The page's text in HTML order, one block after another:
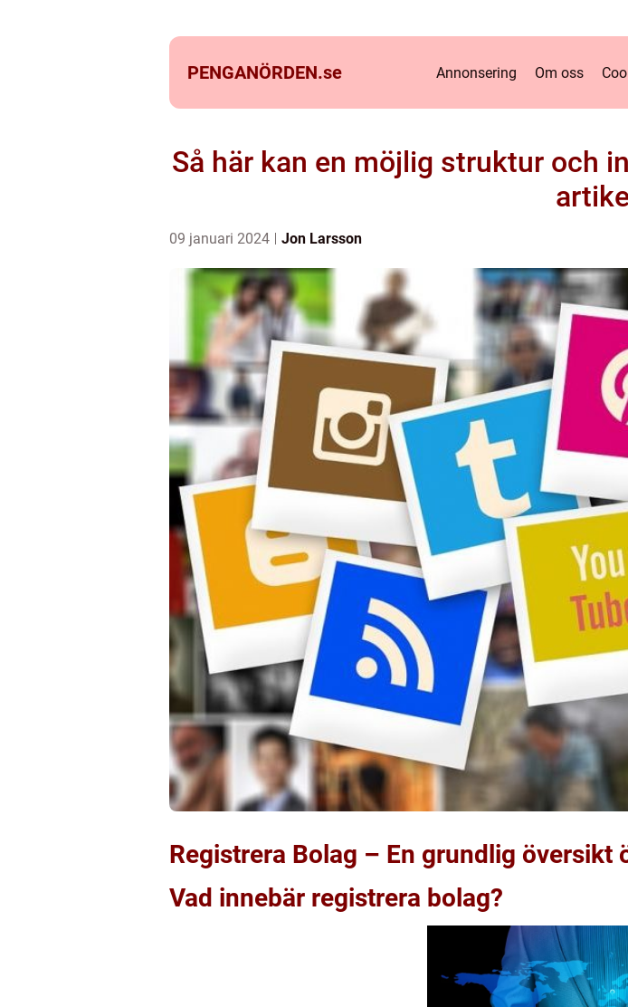
PENGANÖRDEN.se Annonsering Om oss
Så här kan en möjlig struktur och
09 januari 2024 Jon Larsson
Registrera Bolag – En grundlig översikt
Vad innebär registrera bolag?